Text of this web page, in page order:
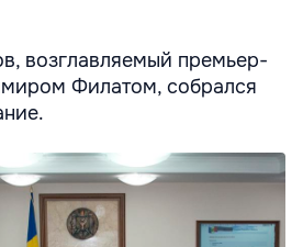
возглавляемый премьер-
Филатом, собрался